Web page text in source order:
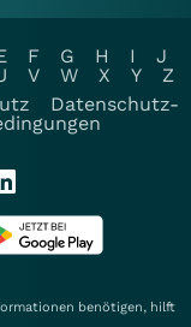
F G H I
J
V W X Y
Z
Datenschutz-
benötigen, hilft